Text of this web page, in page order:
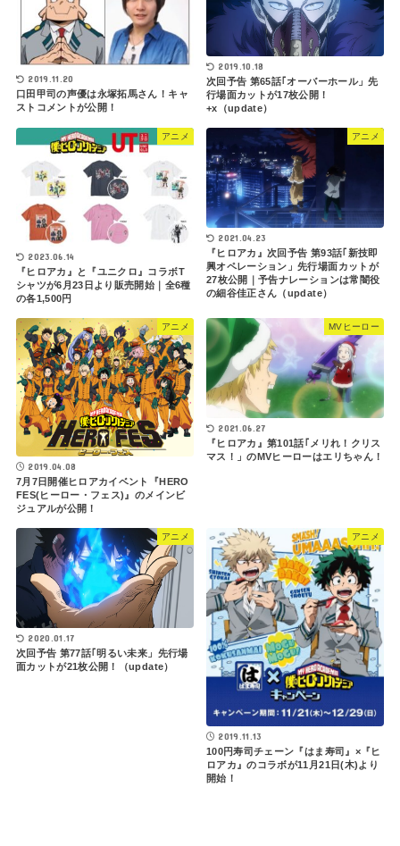
2019.11.20
口田甲司の声優は永塚拓馬さん！キャ
ストコメントが公開！
2019.10.18
次回予告 第65話｢オーバーホール」先
行場面カットが17枚公開！
+x（update）
アニメ
2023.06.14
『ヒロアカ』と『ユニクロ』コラボT
シャツが6月23日より販売開始｜全6種
の各1,500円
アニメ
2021.04.23
『ヒロアカ』次回予告 第93話｢新技即
興オペレーション」先行場面カットが
27枚公開｜予告ナレーションは常闇役
の細谷佳正さん（update）
アニメ
2019.04.08
7月7日開催ヒロアカイベント『HERO
FES(ヒーロー・フェス)』のメインビ
ジュアルが公開！
MVヒーロー
2021.06.27
『ヒロアカ』第101話｢メリれ！クリス
マス！」のMVヒーローはエリちゃん！
アニメ
2020.01.17
次回予告 第77話｢明るい未来」先行場
面カットが21枚公開！（update）
アニメ
2019.11.13
100円寿司チェーン『はま寿司』×『ヒ
ロアカ』のコラボが11月21日(木)より
開始！